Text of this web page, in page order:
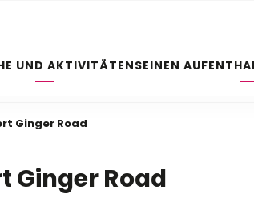
UND AKTIVITÄTENSEINEN
Ginger Road
Ginger Road